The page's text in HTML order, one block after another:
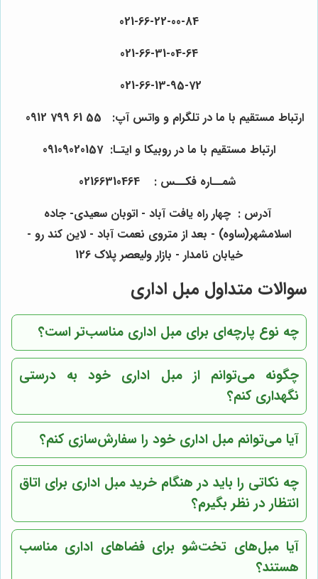
021-66-22-00-84
021-66-31-04-64
021-66-13-95-72
ارتباط مستقیم با ما در تلگرام و واتس آپ:
0912 799 61 55
ارتباط مستقیم با ما در روبیکا و ایتـا: 0910
9020157
شمــاره فکــس :
02166310464
آدرس : چهار راه یافت آباد - اتوبان سعیدی- جاده
اسلامشهر(ساوه) - بعد از متروی نعمت آباد - لاین کند رو -
خیابان نامدار - بازار ولیعصر پلاک 126
سوالات متداول مبل اداری
چه نوع پارچه‌ای برای مبل اداری مناسب‌تر است؟
چگونه می‌توانم از مبل اداری خود به درستی
نگهداری کنم؟
آیا می‌توانم مبل اداری خود را سفارش‌سازی کنم؟
چه نکاتی را باید در هنگام خرید مبل اداری برای اتاق
انتظار در نظر بگیرم؟
آیا مبل‌های تخت‌شو برای فضاهای اداری مناسب
هستند؟